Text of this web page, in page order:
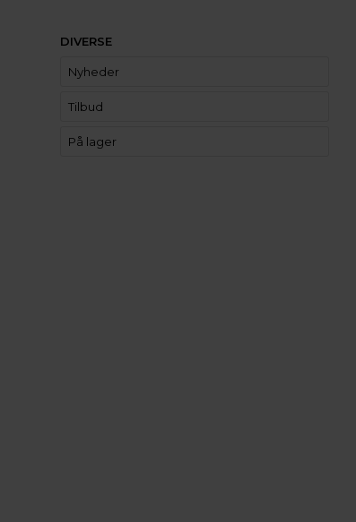
DIVERSE
Nyheder
Tilbud
På lager